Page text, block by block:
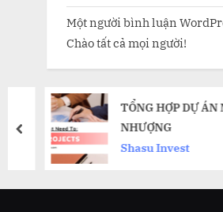
Một người bình luận
Chào tất cả mọi người!
TỔNG HỢP DỰ ÁN
NHƯỢNG
Shasu Invest
prev